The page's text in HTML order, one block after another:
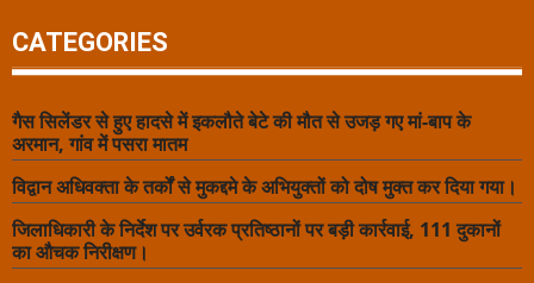
CATEGORIES
गैस सिलेंडर से हुए हादसे में इकलौते बेटे की मौत से उजड़ गए मां-बाप के
अरमान, गांव में पसरा मातम
विद्वान अधिवक्ता के तर्कों से मुकद्दमे के अभियुक्तों को दोष मुक्त कर दिया गया।
जिलाधिकारी के निर्देश पर उर्वरक प्रतिष्ठानों पर बड़ी कार्रवाई, 111 दुकानों
का औचक निरीक्षण।